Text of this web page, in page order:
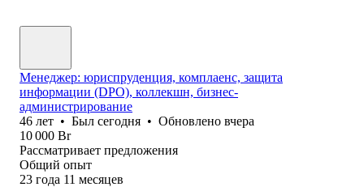
Менеджер: юриспруденция, комплаенс, защита
информации (DPO), коллекшн, бизнес-
администрирование
46 лет • Был сегодня • Обновлено вчера
10 000 Br
Рассматривает предложения
Общий опыт
23 года 11 месяцев